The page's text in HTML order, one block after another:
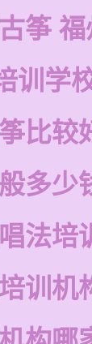
筝
训学
比较
多少
法培
训机